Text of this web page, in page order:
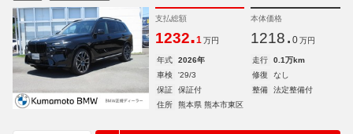
支払総額
1232.1 万円
本体価格
1218. 0 万円
年式 2026年 走行
0.1万km
車検
'29/3 修復
なし
保証
保証付 整備
法定整備付
住所
熊本県 熊本市東区